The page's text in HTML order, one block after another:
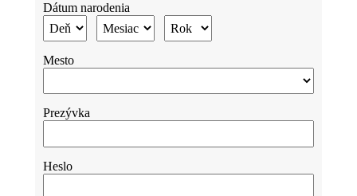
Dátum narodenia
Mesto
Prezývka
Heslo